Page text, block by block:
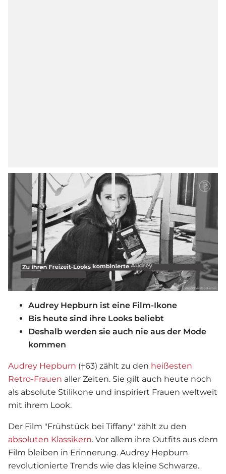
Audrey Hepburn ist eine Film-Ikone
Bis heute sind ihre Looks beliebt
Deshalb werden sie auch nie aus der Mode
kommen
Audrey Hepburn (†63) zählt zu den heißesten
Retro-Frauen aller Zeiten. Sie gilt auch heute noch
als absolute Stilikone und inspiriert Frauen weltweit
mit ihrem Look.
Der Film "Frühstück bei Tiffany" zählt zu den
absoluten Klassikern. Vor allem ihre Outfits aus dem
Film bleiben in Erinnerung. Audrey Hepburn
revolutionierte Trends wie das kleine Schwarze.